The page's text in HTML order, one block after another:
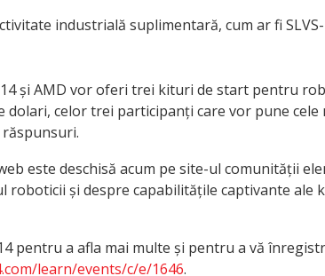
industrială suplimentară, cum ar fi SLVS-
și AMD vor oferi trei kituri de start pentru
dolari, celor trei participanți care vor pune
este deschisă acum pe site-ul comunității
roboticii și despre capabilitățile captivante ale
pentru a afla mai multe și pentru a vă
learn/events/c/e/1646.